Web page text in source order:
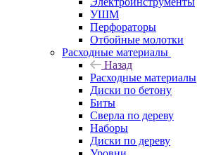
УШМ
Перфораторы
Отбойные молотки
Расходные материалы
Назад
Расходные материалы
Диски по бетону
Биты
Сверла по дереву
Наборы
Диски по дереву